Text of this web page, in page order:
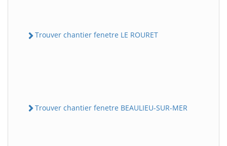
Trouver chantier fenetre LE ROURET
Trouver chantier fenetre BEAULIEU-SUR-MER